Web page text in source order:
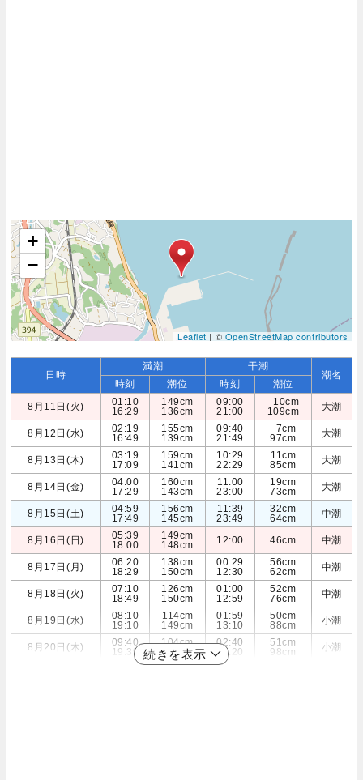
+
−
Leaflet| ©OpenStreetMap contributors
日時
満潮 干潮
潮名
時刻 潮位 時刻
潮位
8月11日(火)
01:10
16:29
149cm
136cm
09:00
21:00
10cm
109cm
大潮
8月12日(水)
02:19
16:49
155cm
139cm
09:40
21:49
7cm
97cm
大潮
8月13日(木)
03:19
17:09
159cm
141cm
10:29
22:29
11cm
85cm
大潮
8月14日(金)
04:00
17:29
160cm
143cm
11:00
23:00
19cm
73cm
大潮
8月15日(土)
04:59
17:49
156cm
145cm
11:39
23:49
32cm
64cm
中潮
8月16日(日)
05:39
18:00
149cm
148cm
12:00 46cm 中潮
8月17日(月)
06:20
18:29
138cm
150cm
00:29
12:30
56cm
62cm
中潮
8月18日(火)
07:10
18:49
126cm
150cm
01:00
12:59
52cm
76cm
中潮
8月19日(水)
08:10
19:10
114cm
149cm
01:59
13:10
50cm
88cm
小潮
8月20日(木)
09:40
19:39
104cm
145cm
02:40
13:20
51cm
98cm
小潮
続きを表示